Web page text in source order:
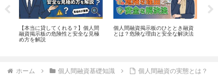
【本当に貸してくれる？】個人間
融資掲示板の危険性と安全な見極
め方を解説
個人間融資掲示板のひととき融資
とは？危険な理由と安全な解決法
ホーム 個人間融資基礎知識
個人間融資の実態とは？